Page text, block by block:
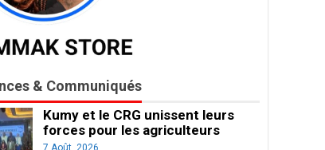
& Communiqués
Kumy et le CRG unissent leurs
forces pour les agriculteurs